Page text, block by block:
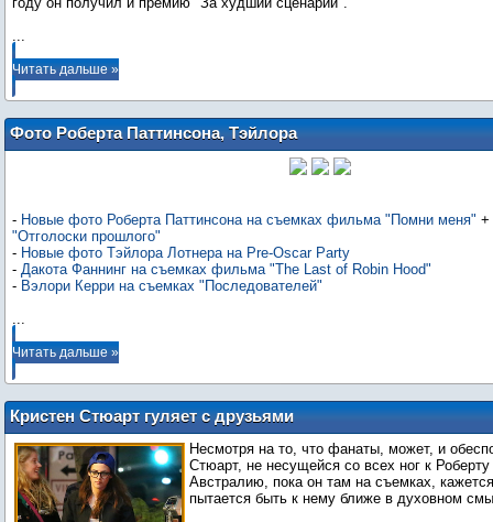
...
Читать дальше »
Фото Роберта Паттинсона, Тэйлора
Лотнера, Дакоты Фаннинг, Вэлори
Керри, Джека Хьюстона, Ноела Фишера,
- Новые фото Роберта Паттинсона на съемках фильма "Помни меня" +
"Отголоски прошлого"
- Новые фото Тэйлора Лотнера на Pre-Oscar Party
- Дакота Фаннинг на съемках фильма "The Last of Robin Hood"
- Вэлори Керри на съемках "Последователей"
...
Читать дальше »
Кристен Стюарт гуляет с друзьями
Роберта Паттинсона, пока он
наслаждается искусством в Австралии
Несмотря на то, что фанаты, может, и
Стюарт, не несущейся со всех ног к Роберту
Австралию, пока он там на съемках,
пытается быть к нему ближе в духовном